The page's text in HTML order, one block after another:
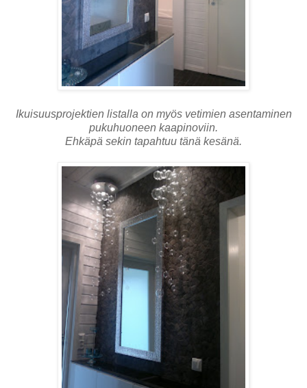
Ikuisuusprojektien listalla on myös vetimien asentaminen
pukuhuoneen kaapinoviin.
Ehkäpä sekin tapahtuu tänä kesänä.